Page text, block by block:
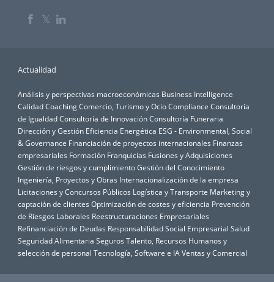
𝕏
Actualidad
Análisis y perspectivas macroeconómicas Business Intelligence
CalidadCoachingComercio, Turismo y OcioCompliance Consultoría
de IgualdadConsultoría de InnovaciónConsultoría Funeraria
Dirección y Gestión Eficiencia Energética ESG - Environmental, Social
& Governance Financiación de proyectos internacionales Finanzas
empresariales Formación Franquicias Fusiones y Adquisiciones
Gestión de riesgos y cumplimientoGestión del Conocimiento
Ingeniería, Proyectos y Obras Internacionalización de la empresa
Licitaciones y Concursos Públicos Logística y Transporte Marketing y
captación de clientes Optimización de costes y eficiencia Prevención
de Riesgos Laborales Reestructuraciones Empresariales
Refinanciación de Deudas Responsabilidad Social Empresarial Salud
Seguridad Alimentaria Seguros Talento, Recursos Humanos y
selección de personal Tecnología, Software e IA Ventas y Comercial